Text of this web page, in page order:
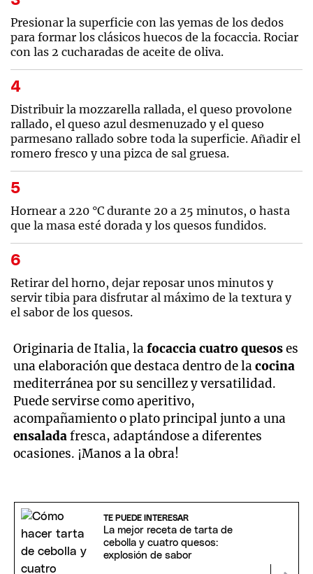
Presionar la superficie con las yemas de los dedos
para formar los clásicos huecos de la focaccia. Rociar
con las 2 cucharadas de aceite de oliva.
Distribuir la mozzarella rallada, el queso provolone
rallado, el queso azul desmenuzado y el queso
parmesano rallado sobre toda la superficie. Añadir el
romero fresco y una pizca de sal gruesa.
Hornear a 220 °C durante 20 a 25 minutos, o hasta
que la masa esté dorada y los quesos fundidos.
Retirar del horno, dejar reposar unos minutos y
servir tibia para disfrutar al máximo de la textura y
el sabor de los quesos.
Originaria de Italia, lafocaccia cuatro quesoses
una elaboración que destaca dentro de lacocina
mediterránea por su sencillez y versatilidad.
Puede servirse como aperitivo,
acompañamiento o plato principal junto a una
ensaladafresca, adaptándose a diferentes
ocasiones. ¡Manos a la obra!
TE PUEDE INTERESAR
La mejor receta de tarta de
cebolla y cuatro quesos:
explosión de sabor